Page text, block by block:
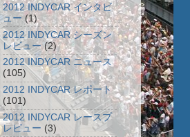
2012 INDYCAR インタビ
ュー (1)
2012 INDYCAR シーズン
レビュー (2)
2012 INDYCAR ニュース
(105)
2012 INDYCAR レポート
(101)
2012 INDYCAR レースプ
レビュー (3)